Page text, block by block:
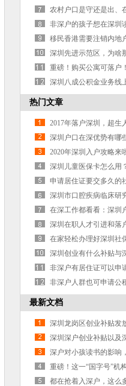
还在犹豫什么
农村户口是守还是出、
面深户显然很重要
非深户的孩子想在深圳
校，真的是太难了
移民香港需要注销内地
深圳先进示范区，为啥
提前入深户？
重磅！购买公寓可落户
了什么信号？
深圳八成公积金业务线
累计破千亿
热门文章
2017年落户深圳，超生
做，你做对了吗？
深圳户口在深优势有哪
2020年深圳入户攻略来
路赶紧看！
深圳儿童医保卡怎么用
要深户才能办理
申请居住证要交多久的
的社保可以吗？
深圳市口腔疾病临床研
京大学深圳医院
在深工作都看看：深圳
深圳户口社保之间的区
深圳在职人才引进和落
现“秒批”
在家轻松办理好深圳社
深圳创业有什么补贴与
贴政策如何申请
非深户有居住证可以申
非深户人群也可申请公
房制度改革
最新文档
深圳龙岗区创业补贴发
业有资金补贴吗？
深圳深户创业补贴以及
创业补贴
深户对小孩读书的影响
哪些吗？
重磅！这一“国字号”机
都在抢着入深户，这么